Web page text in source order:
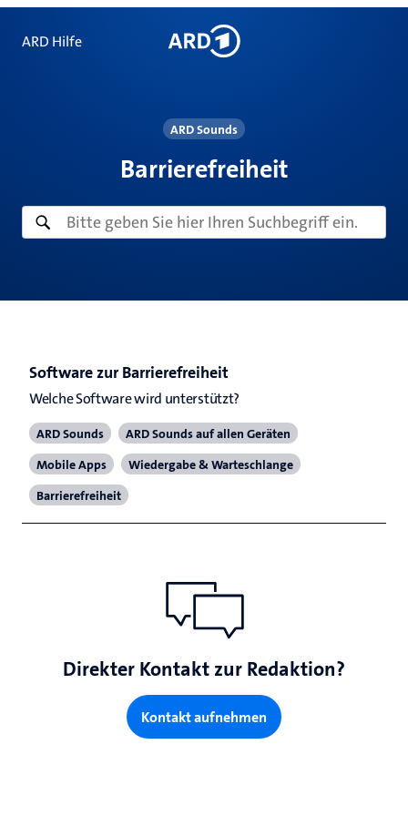
ARD Hilfe
ARD Sounds
Barrierefreiheit
Software zur Barrierefreiheit
Welche Software wird unterstützt?
ARD Sounds
ARD Sounds auf allen Geräten
Mobile Apps
Wiedergabe & Warteschlange
Barrierefreiheit
Direkter Kontakt zur Redaktion?
Kontakt aufnehmen